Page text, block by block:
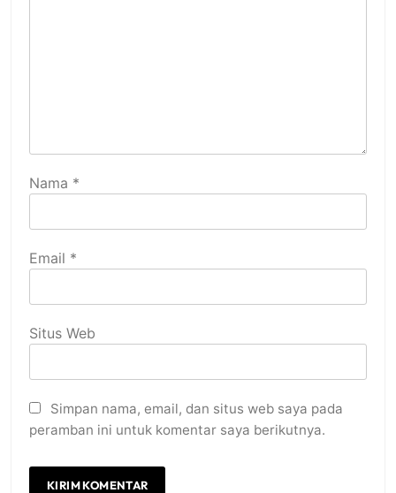
Nama *
Email *
Situs Web
Simpan nama, email, dan situs web saya pada
peramban ini untuk komentar saya berikutnya.